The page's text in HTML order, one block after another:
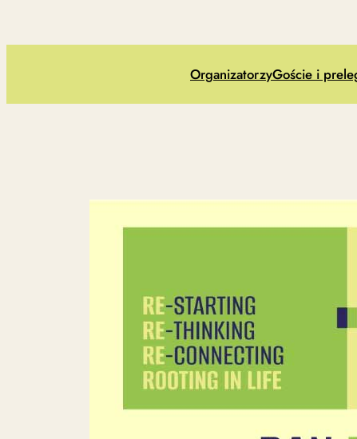
OrganizatorzyGoście i